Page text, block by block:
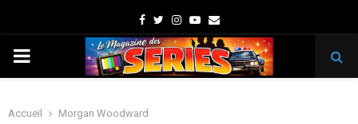
Facebook
TwitterInstagram
Youtube
Email
PRIMARY
Accueil Morgan Woodward